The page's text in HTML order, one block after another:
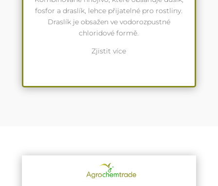
fosfor a draslík, lehce přijatelné pro rostliny.
Draslík je obsažen ve vodorozpustné
chloridové formě.
Zjistit více